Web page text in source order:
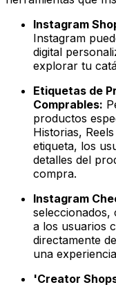
Instagram
Instagram
digital
explorar tu
Etiquetas de
Comprables:
productos
Historias,
etiqueta, los
detalles del
compra.
Instagram
seleccionados,
a los usuarios
directamente
una
'Creator